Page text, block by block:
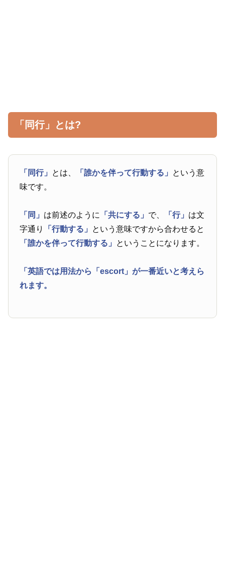
「同行」とは?
「同行」 とは、 「誰かを伴って行動する」 という意
味です。
「同」 は前述のように 「共にする」 で、 「行」 は文
字通り
「行動する」 という意味ですから合わせると
「誰かを伴って行動する」 ということになります。
「英語では用法から 「escort」が一番近いと考えら
れます。